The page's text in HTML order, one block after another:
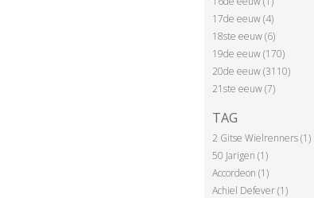
17de eeuw (4)
18ste eeuw (6)
19de eeuw (170)
20de eeuw (3110)
21ste eeuw (7)
TAG
2 Gitse Wielrenners (1)
50 Jarigen (1)
Accordeon (1)
Achiel Defever (1)